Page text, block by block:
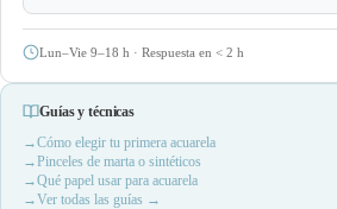
Lun–Vie 9–18 h · Respuesta en < 2 h
Guías y técnicas
Cómo elegir tu primera acuarela
Pinceles de marta o sintéticos
Qué papel usar para acuarela
Ver todas las guías →